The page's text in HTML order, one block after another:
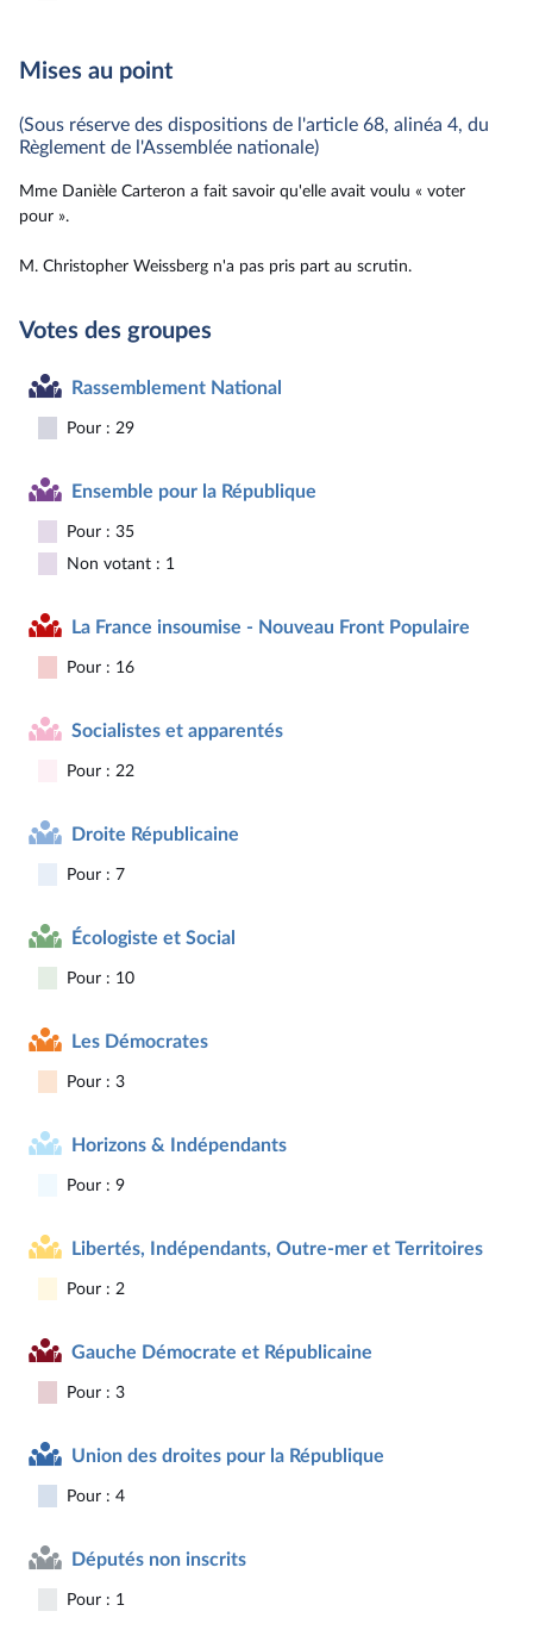
Mises au point
(Sous réserve des dispositions de l'article 68, alinéa 4, du
Règlement de l'Assemblée nationale)
Mme Danièle Carteron a fait savoir qu'elle avait voulu « voter
pour ».
M. Christopher Weissberg n'a pas pris part au scrutin.
Votes des groupes
Rassemblement National
Pour : 29
Ensemble pour la République
Pour : 35
Non votant : 1
La France insoumise - Nouveau Front Populaire
Pour : 16
Socialistes et apparentés
Pour : 22
Droite Républicaine
Pour : 7
Écologiste et Social
Pour : 10
Les Démocrates
Pour : 3
Horizons & Indépendants
Pour : 9
Libertés, Indépendants, Outre-mer et Territoires
Pour : 2
Gauche Démocrate et Républicaine
Pour : 3
Union des droites pour la République
Pour : 4
Députés non inscrits
Pour : 1